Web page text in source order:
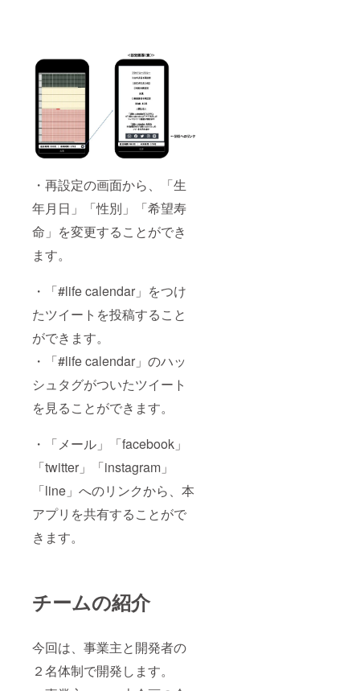
・再設定の画面から、「生
年月日」「性別」「希望寿
命」を変更することができ
ます。
・「#life calendar」をつけ
たツイートを投稿すること
ができます。
・「#life calendar」のハッ
シュタグがついたツイート
を見ることができます。
・「メール」「facebook」
「twitter」「instagram」
「line」へのリンクから、本
アプリを共有することがで
きます。
チームの紹介
今回は、事業主と開発者の
２名体制で開発します。